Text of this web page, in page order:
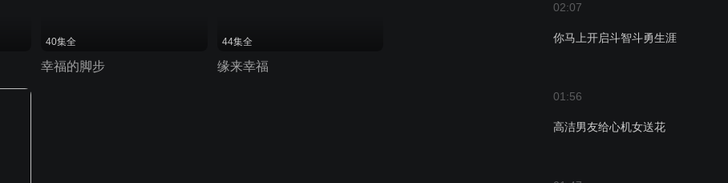
02:07
你马上开启斗智斗勇生涯
01:56
高洁男友给心机女送花
40集全
幸福的脚步
44集全
缘来幸福